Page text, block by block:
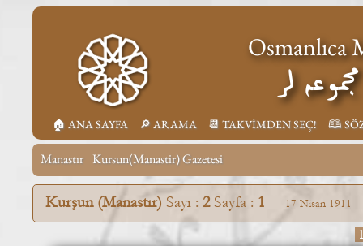
Osmanlıca
لر
🏠︎ ANA SAYFA 🔎︎ ARAMA 📆︎ TAKVİMDEN SEÇ! 🕮
Manastır | Kursun(Manastir) Gazetesi
Kurşun (Manastır) Sayı : 2Sayfa : 1 17 Nisan 1911